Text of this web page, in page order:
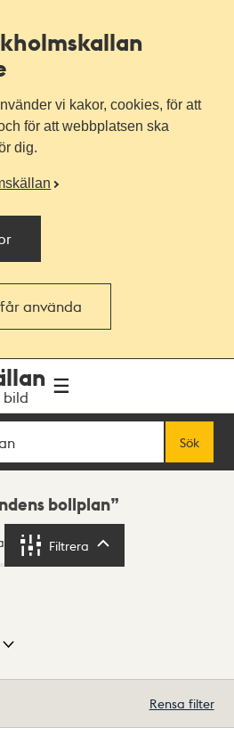
vi kakor, cookies, för att
för att webbplatsen ska
dig.
använda
bild
Sök
bollplan
Filtrera
Rensa filter